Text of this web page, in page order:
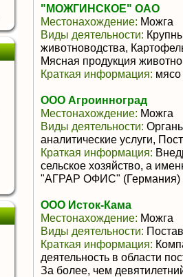
"МОЖГИНСКОЕ" ОАО
Местонахождение: Можга
Виды деятельности:
животноводства,
Мясная продукция
Краткая информация: мясо
ООО Агроинноград
Местонахождение: Можга
Виды деятельности:
аналитические услуги,
Краткая информация:
сельское хозяйство, а
"АГРАР ОФИС" (Германия)
ООО Исток-Кама
Местонахождение: Можга
Виды деятельности:
Краткая информация:
деятельность в области
За более, чем